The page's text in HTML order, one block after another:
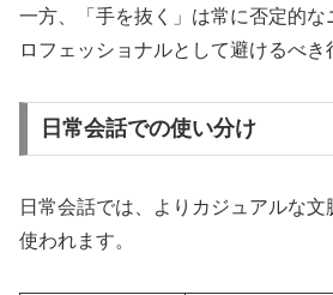
一方、「手を抜く」は常に否定的
ロフェッショナルとして避けるべき
日常会話での使い分け
日常会話では、よりカジュアルな
使われます。